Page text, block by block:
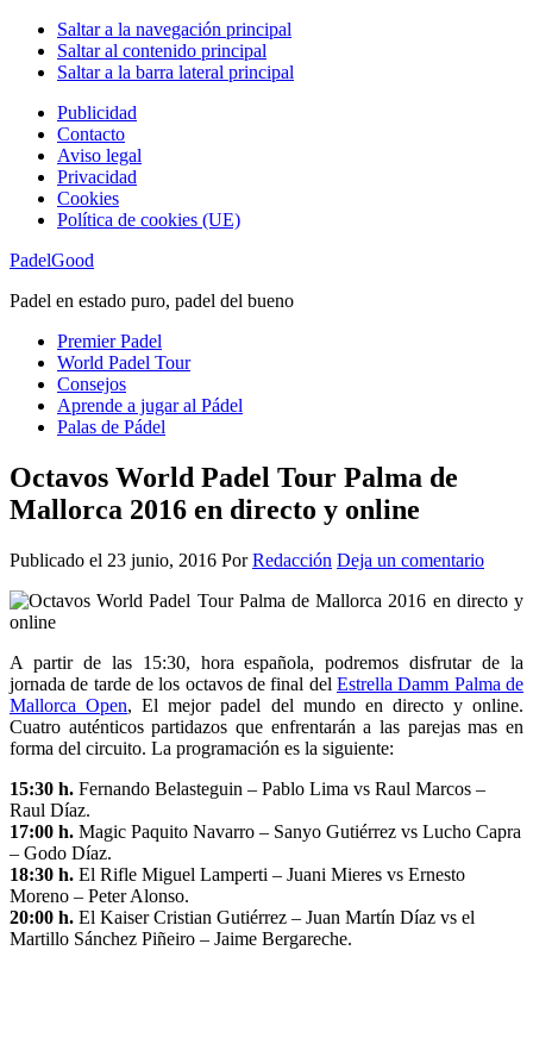
Saltar a la navegación principal
Saltar al contenido principal
Saltar a la barra lateral principal
Publicidad
Contacto
Aviso legal
Privacidad
Cookies
Política de cookies (UE)
PadelGood
Padel en estado puro, padel del bueno
Premier Padel
World Padel Tour
Consejos
Aprende a jugar al Pádel
Palas de Pádel
Octavos World Padel Tour Palma de
Mallorca 2016 en directo y online
Publicado el 23 junio, 2016 PorRedacción Deja un comentario
A partir de las 15:30, hora española, podremos disfrutar de la
jornada de tarde de los octavos de final del Estrella Damm Palma de
Mallorca Open, El mejor padel del mundo en directo y online.
Cuatro auténticos partidazos que enfrentarán a las parejas mas en
forma del circuito. La programación es la siguiente:
15:30 h. Fernando Belasteguin – Pablo Lima vs Raul Marcos –
Raul Díaz.
17:00 h. Magic Paquito Navarro – Sanyo Gutiérrez vs Lucho Capra
– Godo Díaz.
18:30 h. El Rifle Miguel Lamperti – Juani Mieres vs Ernesto
Moreno – Peter Alonso.
20:00 h. El Kaiser Cristian Gutiérrez – Juan Martín Díaz vs el
Martillo Sánchez Piñeiro – Jaime Bergareche.